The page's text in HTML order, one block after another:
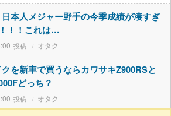
日本人メジャー野手の今季成績が凄すぎ
！！これは…
オタク
を新車で買うならカワサキZ900RSと
どっち？
オタク